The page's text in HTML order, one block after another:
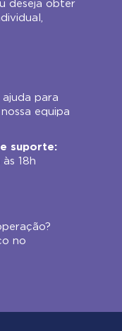
deseja obter
para
equipa
suporte:
18h
no